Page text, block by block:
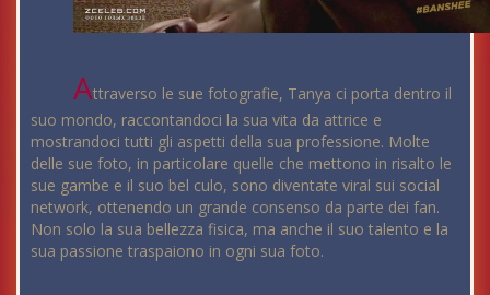
Attraverso le sue fotografie, Tanya ci porta dentro il
suo mondo, raccontandoci la sua vita da attrice e
mostrandoci tutti gli aspetti della sua professione. Molte
delle sue foto, in particolare quelle che mettono in risalto le
sue gambe e il suo bel culo, sono diventate viral sui social
network, ottenendo un grande consenso da parte dei fan.
Non solo la sua bellezza fisica, ma anche il suo talento e la
sua passione traspaiono in ogni sua foto.